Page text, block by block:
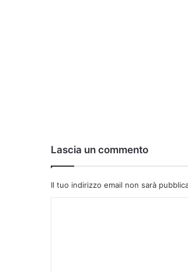
Lascia un commento
Il tuo indirizzo email non sarà